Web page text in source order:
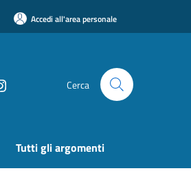
Accedi all'area personale
Cerca
Tutti gli argomenti